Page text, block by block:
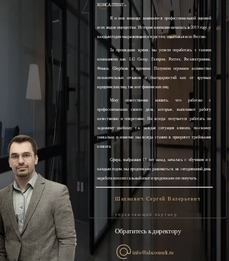
КОНСАЛТИНГ».
Я и моя команда занимаемся профессиональной оценкой
всех видов имущества. История компании началась в 2013 году, с
каждым годом мы развиваемся и растём, охватывая всю Россию.
За прошедшее время, мы успели поработать с такими
компаниями как: LG Group, Газпром, Ростех, Росэлектроника,
Финам, Сбербанк и прочими. Получили огромное количество
положительных отзывов и благодарностей как от крупных
юридических лиц, так и от физических лиц.
Могу ответственно заявить, что работаю с
профессионалами своего дела, которые, выполняют работу
качественно и оперативно. Ни всегда получается работать по
заданному шаблону, т.к. каждая ситуация клиента, по-своему
уникальна и конечно мы всегда ставим в приоритет требования
клиента.
Сфера, выбранная 15 лет назад, началась с обучения и с
каждым годом, мы продолжаем развиваться, на сегодняшний день
наработали колоссальный опыт и продолжаем его получать.
Шахнович Сергей Валерьевич
управляющий партнер
Обратитесь к директору
info@alsconsult.ru